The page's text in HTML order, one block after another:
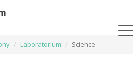
Laboratorium Science